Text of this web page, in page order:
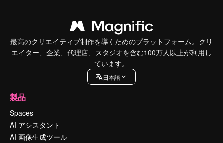
最高のクリエイティブ制作を導くためのプラットフォーム。クリ
エイター、企業、代理店、スタジオを含む100万人以上が利用し
ています。
日本語
製品
Spaces
AI アシスタント
AI 画像生成ツール